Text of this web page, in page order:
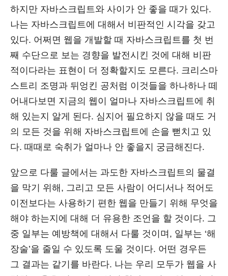
하지만 자바스크립트와 사이가 안 좋을 때가 있다.
나는 자바스크립트에 대해서 비판적인 시각을 갖고
있다. 어쩌면 웹을 개발할 때 자바스크립트를 첫 번
째 수단으로 보는 경향을 발전시킨 것에 대해 비판
적이다라는 표현이 더 정확할지도 모른다. 크리스마
스트리 조명과 뒤엉킨 공처럼 이것들을 하나하나 떼
어내다보면 지금의 웹이 얼마나 자바스크립트에 취
해 있는지 알게 된다. 심지어 필요하지 않을 때도 거
의 모든 것을 위해 자바스크립트에 손을 뻗치고 있
다. 때때로 숙취가 얼마나 안 좋을지 궁금해진다.
앞으로 다룰 글에서는 과도한 자바스크립트의 물결
을 막기 위해, 그리고 모든 사람이 어디서나 적어도
이전보다는 사용하기 편한 웹을 만들기 위해 무엇을
해야 하는지에 대해 더 유용한 조언을 할 것이다. 그
중 일부는 예방책에 대해서 다룰 것이며, 일부는 ‘해
장술’을 줄일 수 있도록 도울 것이다. 어떤 경우든
그 결과는 같기를 바란다. 나는 우리 모두가 웹을 사